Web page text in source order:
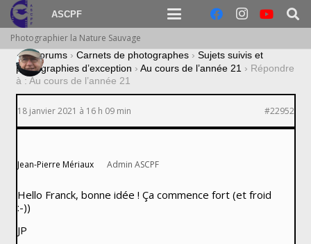
ASCPF
Photographier la Nature Sauvage
› Forums › Carnets de photographes › Sujets suivis et
photographies d’exception › Au cours de l’année 21 › Répondre
à : Au cours de l’année 21
18 janvier 2021 à 16 h 09 min #22952
Jean-Pierre Mériaux Admin ASCPF
Hello Franck, bonne idée ! Ça commence fort (et froid
:-))
JP